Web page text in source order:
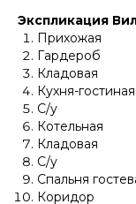
Экспликация
Прихожая
Гардероб
Кладовая
Кухня-гостиная
С/у
Котельная
Кладовая
С/у
Спальня
Коридор